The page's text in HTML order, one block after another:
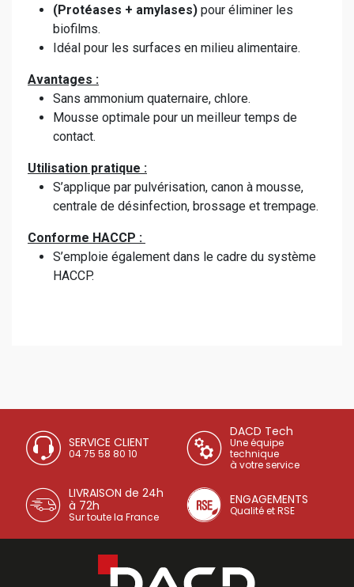
(Protéases + amylases) pour éliminer les
biofilms.
Idéal pour les surfaces en milieu alimentaire.
Avantages :
Sans ammonium quaternaire, chlore.
Mousse optimale pour un meilleur temps de
contact.
Utilisation pratique :
S’applique par pulvérisation, canon à mousse,
centrale de désinfection, brossage et trempage.
Conforme HACCP :
S’emploie également dans le cadre du système
HACCP.
SERVICE CLIENT
04 75 58 80 10
DACD Tech
Une équipe
technique
à votre service
LIVRAISON de 24h
à 72h
Sur toute la France
ENGAGEMENTS
Qualité et RSE